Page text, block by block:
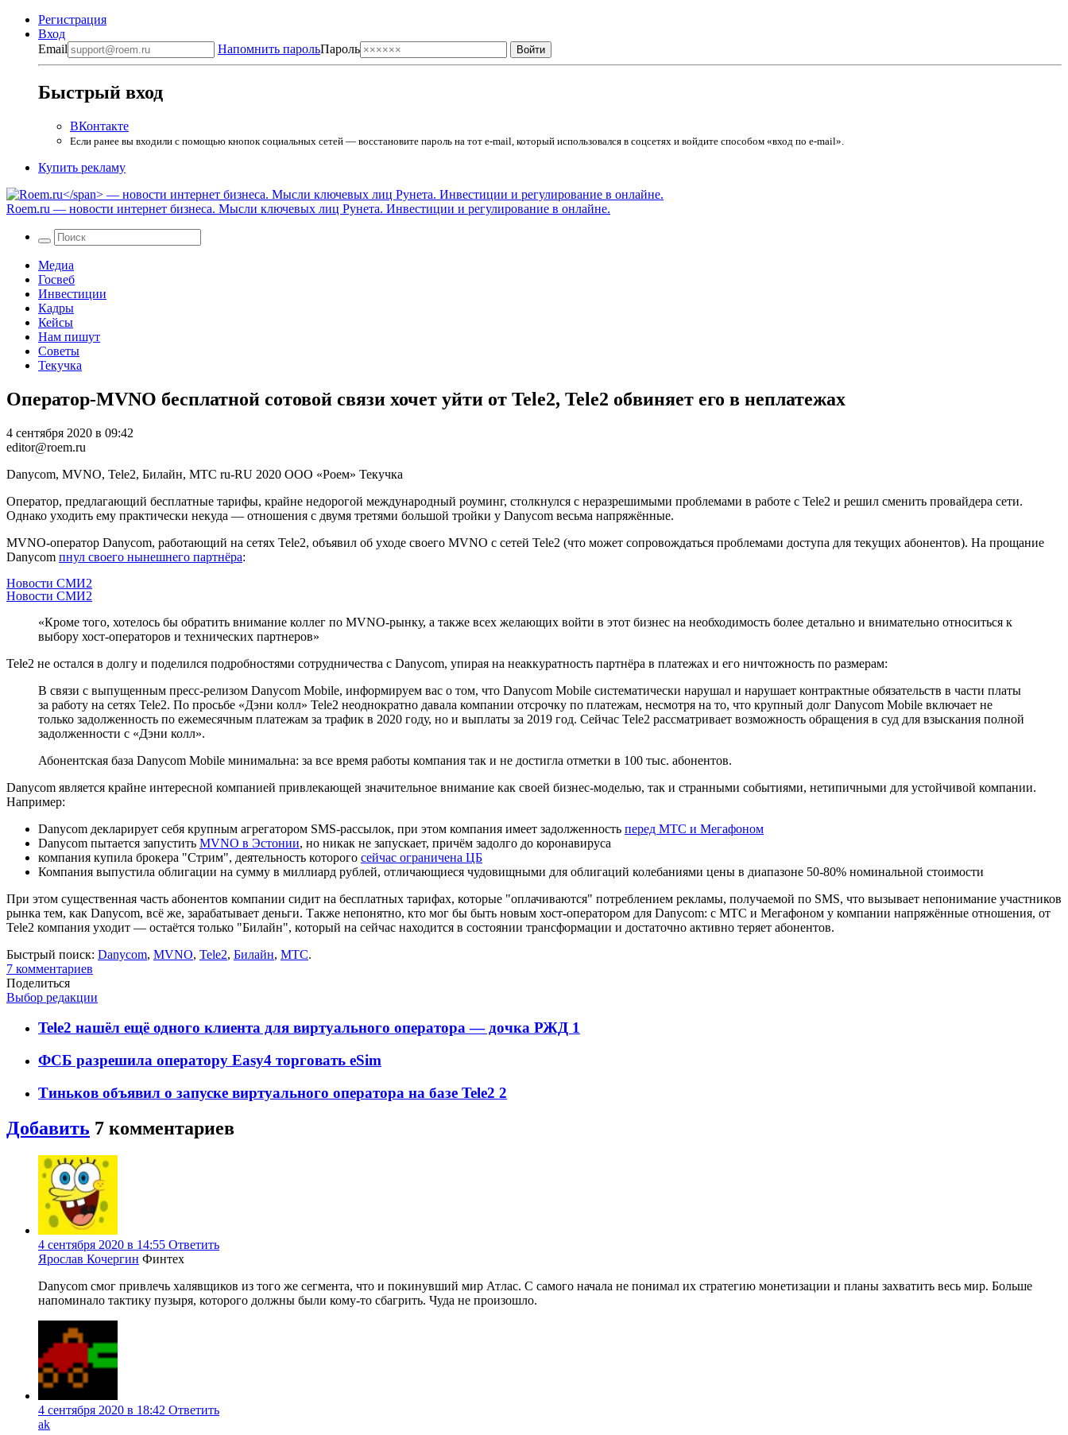
Регистрация
Вход
Email
Напомнить парольПароль
Быстрый вход
ВКонтакте
Если ранее вы входили с помощью кнопок социальных сетей — восстановите пароль на тот e-mail, который использовался в соцсетях и войдите способом «вход по e-mail».
Купить рекламу
Roem.ru — новости интернет бизнеса. Мысли ключевых лиц Рунета. Инвестиции и регулирование в онлайне.
Медиа
Госвеб
Инвестиции
Кадры
Кейсы
Нам пишут
Советы
Текучка
Оператор-МVNO бесплатной сотовой связи хочет уйти от Tele2, Tele2 обвиняет его в неплатежах
4 сентября 2020 в 09:42
editor@roem.ru
Danycom, MVNO, Tele2, Билайн, МТС ru-RU 2020 ООО «Роем» Текучка
Оператор, предлагающий бесплатные тарифы, крайне недорогой международный роуминг, столкнулся с неразрешимыми проблемами в работе с Tele2 и решил сменить провайдера сети.
Однако уходить ему практически некуда — отношения с двумя третями большой тройки у Danycom весьма напряжённые.
MVNO-оператор Danycom, работающий на сетях Tele2, объявил об уходе своего MVNO с сетей Tele2 (что может сопровождаться проблемами доступа для текущих абонентов). На прощание
Danycom пнул своего нынешнего партнёра:
Новости СМИ2
Новости СМИ2
«Кроме того, хотелось бы обратить внимание коллег по MVNO-рынку, а также всех желающих войти в этот бизнес на необходимость более детально и внимательно относиться к
выбору хост-операторов и технических партнеров»
Tele2 не остался в долгу и поделился подробностями сотрудничества с Danycom, упирая на неаккуратность партнёра в платежах и его ничтожность по размерам:
В связи с выпущенным пресс-релизом Danycom Mobile, информируем вас о том, что Danycom Mobile систематически нарушал и нарушает контрактные обязательств в части платы
за работу на сетях Tele2. По просьбе «Дэни колл» Tele2 неоднократно давала компании отсрочку по платежам, несмотря на то, что крупный долг Danycom Mobile включает не
только задолженность по ежемесячным платежам за трафик в 2020 году, но и выплаты за 2019 год. Сейчас Tele2 рассматривает возможность обращения в суд для взыскания полной
задолженности с «Дэни колл».
Абонентская база Danycom Mobile минимальна: за все время работы компания так и не достигла отметки в 100 тыс. абонентов.
Danycom является крайне интересной компанией привлекающей значительное внимание как своей бизнес-моделью, так и странными событиями, нетипичными для устойчивой компании.
Например:
Danycom декларирует себя крупным агрегатором SMS-рассылок, при этом компания имеет задолженность перед МТС и Мегафоном
Danycom пытается запустить MVNO в Эстонии, но никак не запускает, причём задолго до коронавируса
компания купила брокера "Стрим", деятельность которого сейчас ограничена ЦБ
Компания выпустила облигации на сумму в миллиард рублей, отличающиеся чудовищными для облигаций колебаниями цены в диапазоне 50-80% номинальной стоимости
При этом существенная часть абонентов компании сидит на бесплатных тарифах, которые "оплачиваются" потреблением рекламы, получаемой по SMS, что вызывает непонимание участников
рынка тем, как Danycom, всё же, зарабатывает деньги. Также непонятно, кто мог бы быть новым хост-оператором для Danycom: c МТС и Мегафоном у компании напряжённые отношения, от
Tele2 компания уходит — остаётся только "Билайн", который на сейчас находится в состоянии трансформации и достаточно активно теряет абонентов.
Быстрый поиск: Danycom, MVNO, Tele2, Билайн, МТС.
7 комментариев
Поделиться
Выбор редакции
Tele2 нашёл ещё одного клиента для виртуального оператора — дочка РЖД 1
ФСБ разрешила оператору Easy4 торговать eSim
Тиньков объявил о запуске виртуального оператора на базе Tele2 2
Добавить 7 комментариев
4 сентября 2020 в 14:55 Ответить
Ярослав Кочергин Финтех
Danycom смог привлечь халявщиков из того же сегмента, что и покинувший мир Атлас. С самого начала не понимал их стратегию монетизации и планы захватить весь мир. Больше
напоминало тактику пузыря, которого должны были кому-то сбагрить. Чуда не произошло.
4 сентября 2020 в 18:42 Ответить
ak